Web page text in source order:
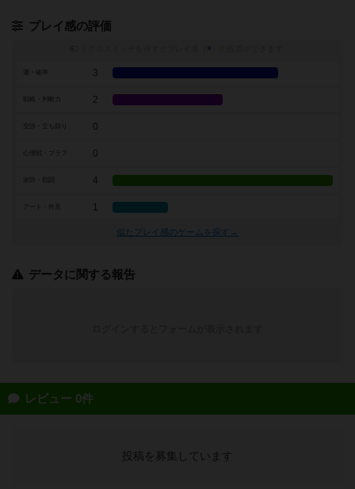
プレイ感の評価
※
3
戦略・判断力 2
0
0
4
アート・外見 1
似たプレイ感のゲームを探す→
データに関する報告
レビュー 0件
投稿を募集しています